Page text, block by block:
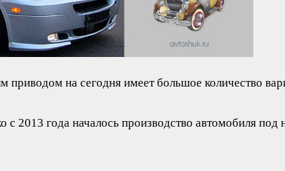
на сегодня имеет большое количество
2013 года началось производство автомобиля